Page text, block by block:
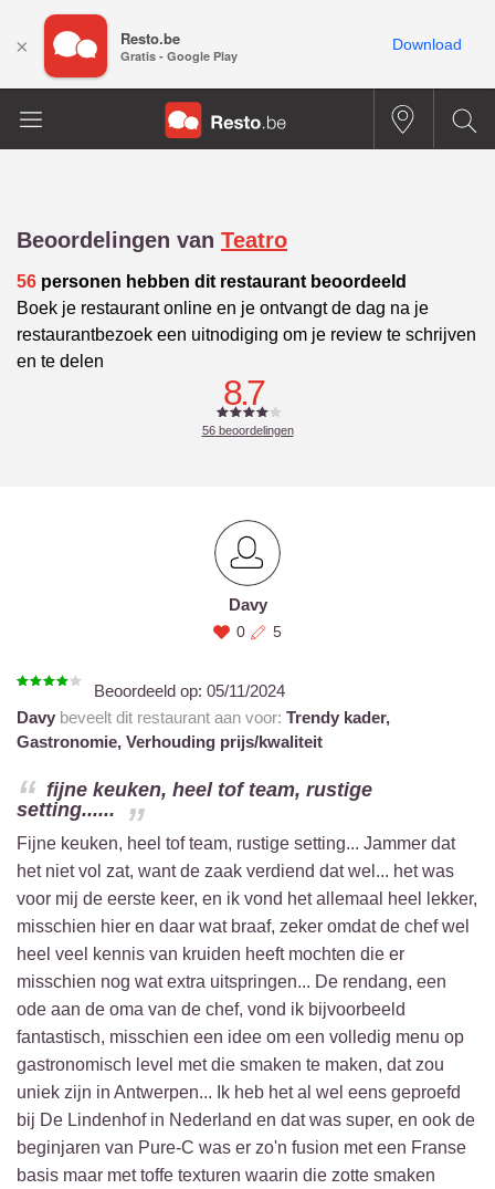
Beoordelingen van Teatro
56 personen hebben dit restaurant beoordeeld
Boek je restaurant online en je ontvangt de dag na je
restaurantbezoek een uitnodiging om je review te schrijven
en te delen
8.7
56beoordelingen
Davy
0 5
Beoordeeld op: 05/11/2024
Davy beveelt dit restaurant aan voor: Trendy kader,
Gastronomie, Verhouding prijs/kwaliteit
fijne keuken, heel tof team, rustige
setting......
Fijne keuken, heel tof team, rustige setting... Jammer dat
het niet vol zat, want de zaak verdiend dat wel... het was
voor mij de eerste keer, en ik vond het allemaal heel lekker,
misschien hier en daar wat braaf, zeker omdat de chef wel
heel veel kennis van kruiden heeft mochten die er
misschien nog wat extra uitspringen... De rendang, een
ode aan de oma van de chef, vond ik bijvoorbeeld
fantastisch, misschien een idee om een volledig menu op
gastronomisch level met die smaken te maken, dat zou
uniek zijn in Antwerpen... Ik heb het al wel eens geproefd
bij De Lindenhof in Nederland en dat was super, en ook de
beginjaren van Pure-C was er zo'n fusion met een Franse
basis maar met toffe texturen waarin die zotte smaken
× Resto.be
Gratis - Google Play
Download